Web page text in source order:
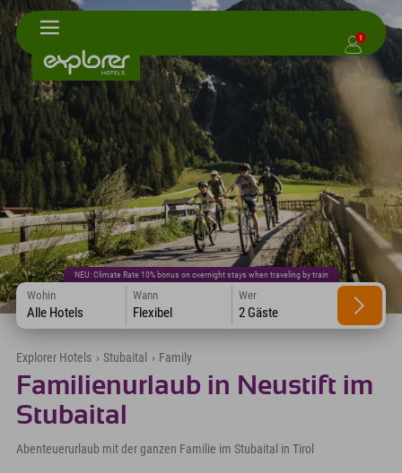
1
NEU: Climate Rate 10% bonus on overnight stays when traveling by train
Wohin
Alle Hotels
Wann
Flexibel
Wer
2 Gäste
Explorer Hotels › Stubaital › Family
Familienurlaub in Neustift im
Stubaital
Abenteuerurlaub mit der ganzen Familie im Stubaital in Tirol